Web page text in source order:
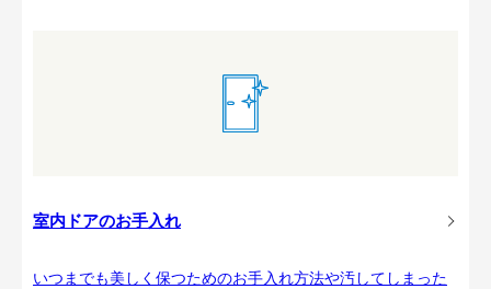
室内ドアのお手入れ
いつまでも美しく保つためのお手入れ方法や汚してしまった